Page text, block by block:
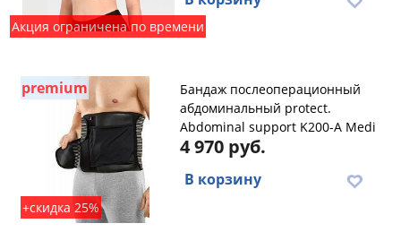
Акция ограничена по времени
premium
+скидка 25%
Бандаж послеоперационный
абдоминальный protect.
Abdominal support K200-A Medi
4 970 руб.
В корзину